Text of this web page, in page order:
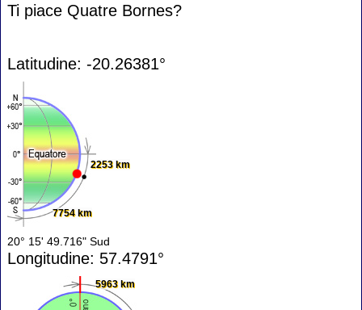
Ti piace Quatre Bornes?
Latitudine: -20.26381°
7754 km
2253 km
20° 15' 49.716" Sud
Longitudine: 57.4791°
5963 km